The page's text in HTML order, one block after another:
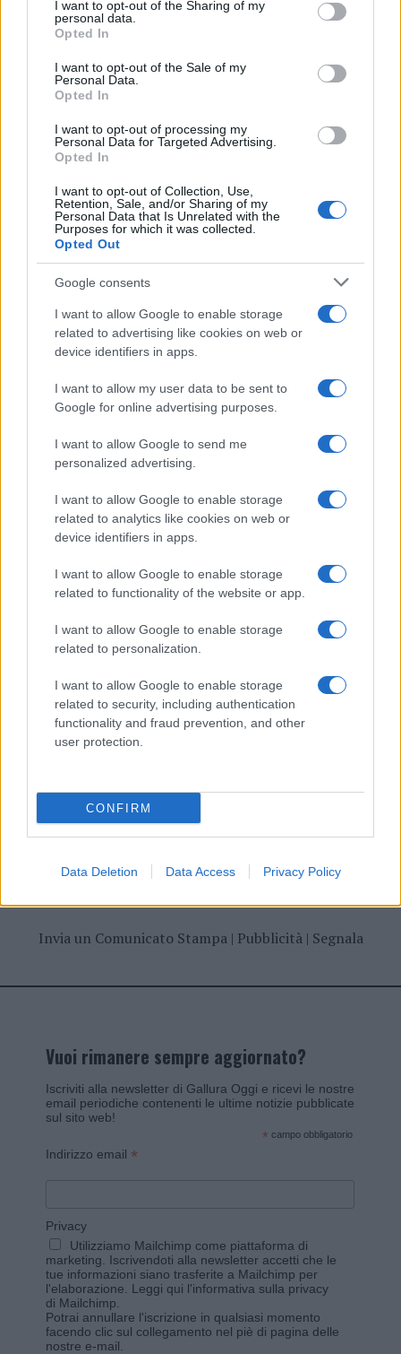
not limited to your visit or usage behaviour. You may click to
grant or deny consent to Google and its third-party tags to
use your data for below specified purposes in below Google
consent section.
I want to opt-out of the Sharing of my
personal data.
Opted In
I want to opt-out of the Sale of my
Personal Data.
Opted In
I want to opt-out of processing my
Personal Data for Targeted Advertising.
Opted In
I want to opt-out of Collection, Use,
Retention, Sale, and/or Sharing of my
Personal Data that Is Unrelated with the
Purposes for which it was collected.
Opted Out
Google consents
I want to allow Google to enable storage
related to advertising like cookies on web or
device identifiers in apps.
I want to allow my user data to be sent to
Google for online advertising purposes.
I want to allow Google to send me
personalized advertising.
I want to allow Google to enable storage
related to analytics like cookies on web or
device identifiers in apps.
I want to allow Google to enable storage
related to functionality of the website or app.
I want to allow Google to enable storage
related to personalization.
I want to allow Google to enable storage
related to security, including authentication
functionality and fraud prevention, and other
user protection.
CONFIRM
Data Deletion Data Access Privacy Policy
Aggius conquista la classifica delle mete più
amate dell’estate 2026
NECROLOGIE
Mario Malu
Paolo Pinna
Martina Agostina Diturco
I nostri cari
I nostri cari
Invia un Comunicato Stampa| Pubblicità| Segnala
Vuoi rimanere sempre aggiornato?
Iscriviti alla newsletter di Gallura Oggi e ricevi le nostre
email periodiche contenenti le ultime notizie pubblicate
sul sito web!
* campo obbligatorio
Indirizzo email *
Privacy
Utilizziamo Mailchimp come piattaforma di
marketing. Iscrivendoti alla newsletter accetti che le
tue informazioni siano trasferite a Mailchimp per
l'elaborazione. Leggi qui l'informativa sulla privacy
di Mailchimp
Potrai annullare l'iscrizione in qualsiasi momento
facendo clic sul collegamento nel piè di pagina delle
nostre e-mail.